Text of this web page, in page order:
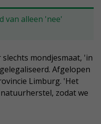
van alleen 'nee'
mondjesmaat, 'in
Afgelopen
Limburg. 'Het
zodat we